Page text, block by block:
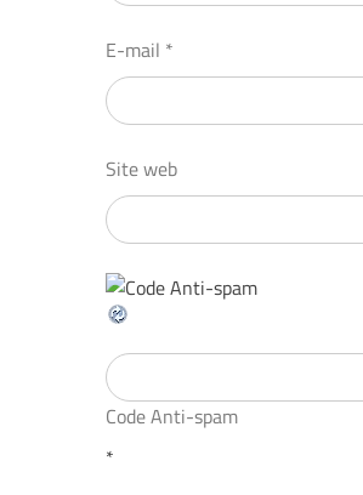
E-mail *
Site web
Code Anti-spam
*